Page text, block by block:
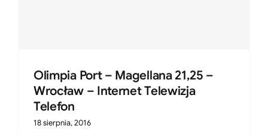
Olimpia Port – Magellana 21,25 –
Wrocław – Internet Telewizja
Telefon
18 sierpnia, 2016